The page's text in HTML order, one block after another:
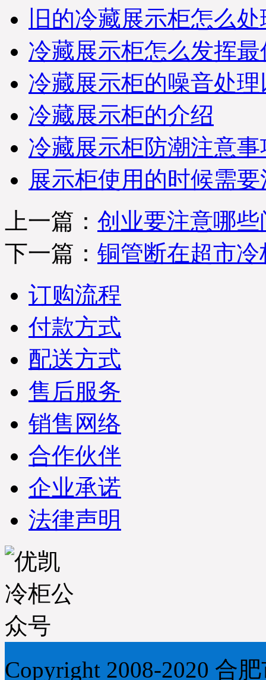
旧的冷藏展示柜怎么
冷藏展示柜怎么发挥
冷藏展示柜的噪音处
冷藏展示柜的介绍
冷藏展示柜防潮注意事
展示柜使用的时候需
上一篇： 创业要注意哪些
下一篇： 铜管断在超市
订购流程
付款方式
配送方式
售后服务
销售网络
合作伙伴
企业承诺
法律声明
Copyright 2008-2020 合